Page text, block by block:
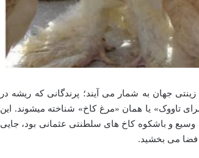
جهان به شمار می‌ آیند؛ پرندگانی که ریشه در
تاووک» یا همان «مرغ کاخ» شناخته میشوند. این
وسیع و باشکوه کاخ‌ های سلطنتی عثمانی بود، جایی
فضا می‌ بخشید.